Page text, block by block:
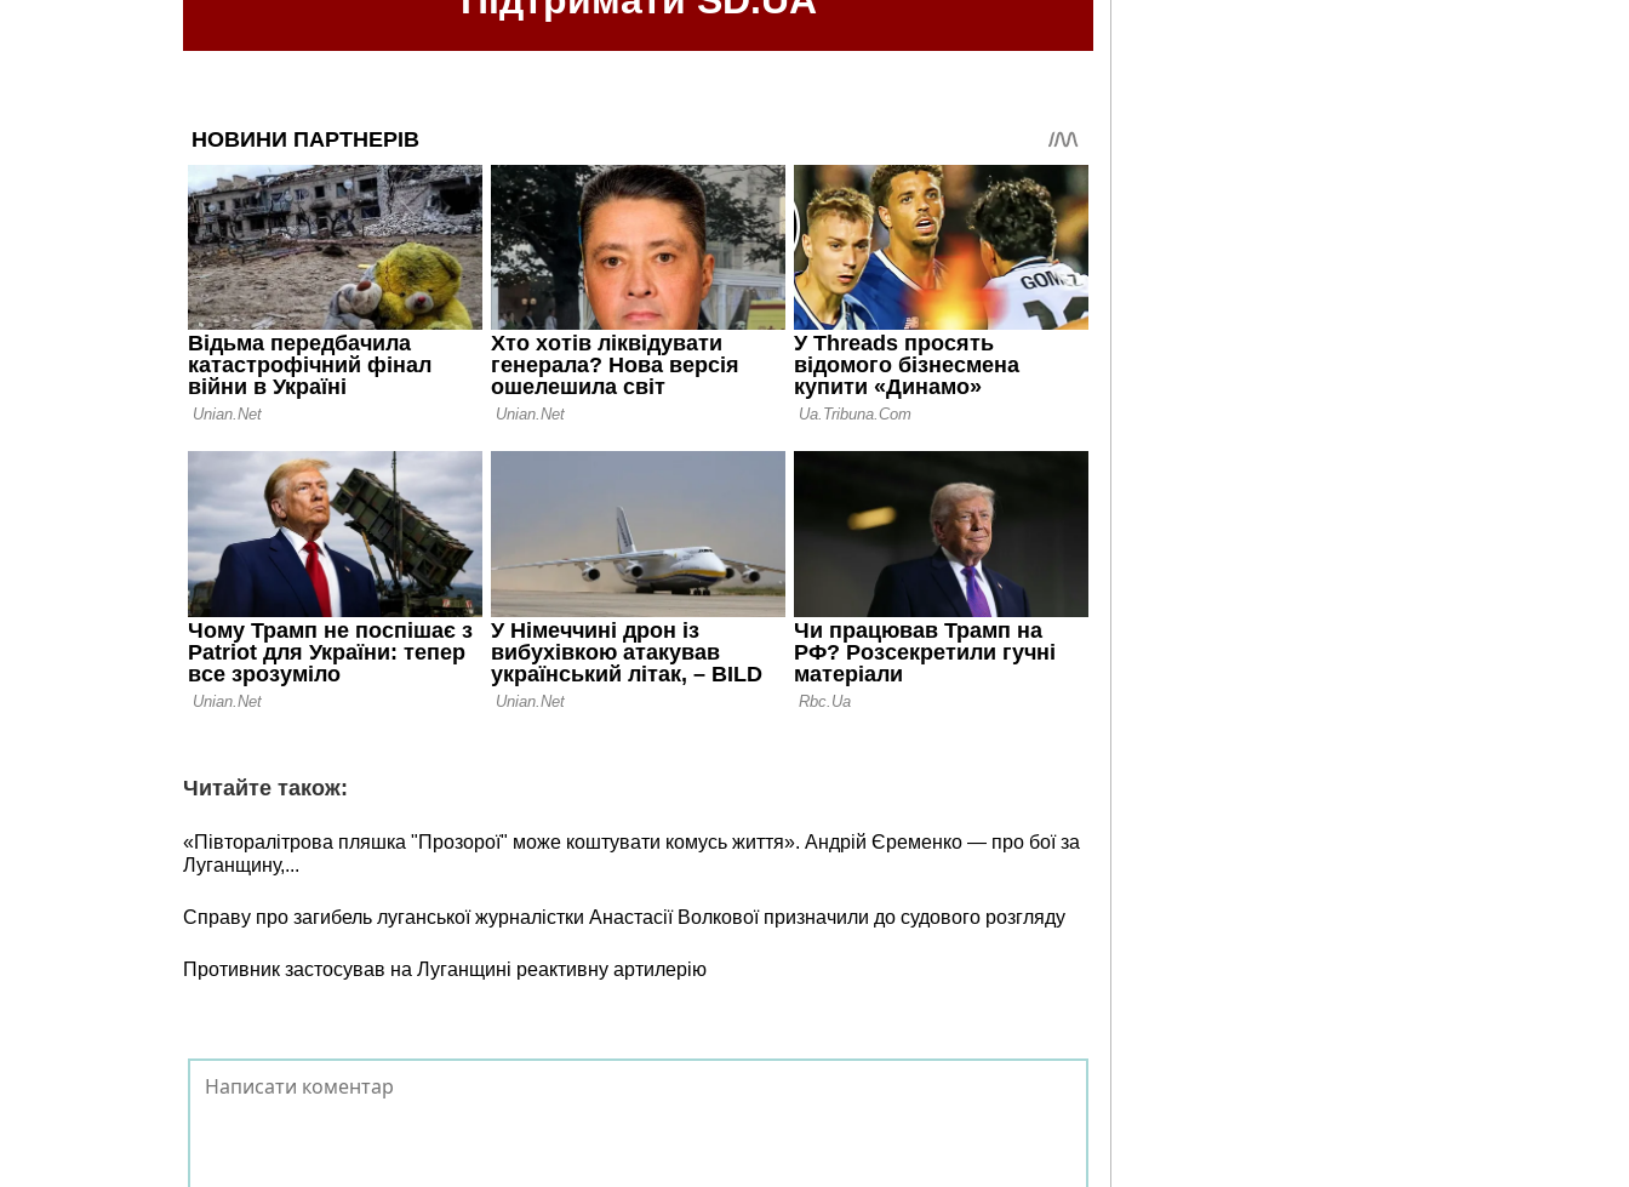
Читайте також:
«Півторалітрова пляшка "Прозорої" може коштувати комусь життя». Андрій Єременко — про бої за
Луганщину,...
Справу про загибель луганської журналістки Анастасії Волкової призначили до судового розгляду
Противник застосував на Луганщині реактивну артилерію